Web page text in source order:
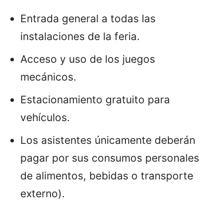
Entrada general a todas las
instalaciones de la feria.
Acceso y uso de los juegos
mecánicos.
Estacionamiento gratuito para
vehículos.
Los asistentes únicamente deberán
pagar por sus consumos personales
de alimentos, bebidas o transporte
externo).